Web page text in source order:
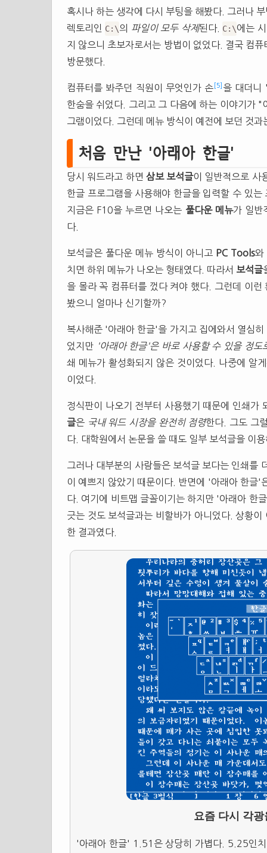
혹시나 하는 생각에 다시 부팅을 해봤다. 그러나
렉토리인 C:\의 파일이 모두 삭제된다. C:\에는
지 않으니 초보자로서는 방법이 없었다. 결국 컴
방문했다.
컴퓨터를 봐주던 직원이 무엇인가 손 [5] 을 대더니
한숨을 쉬었다. 그리고 그 다음에 하는 이야기가
그램이었다. 그런데 메뉴 방식이 예전에 보던 것과
처음 만난 '아래아 한글'
당시 워드라고 하면 삼보 보석글이 일반적으로 사
한글 프로그램을 사용해야 한글을 입력할 수 있
지금은 F10을 누르면 나오는 풀다운 메뉴가 일반
다.
보석글은 풀다운 메뉴 방식이 아니고 PC Tools와
치면 하위 메뉴가 나오는 형태였다. 따라서 보석글
을 몰라 꼭 컴퓨터를 껐다 켜야 했다. 그런데 이
봤으니 얼마나 신기할까?
복사해준 '아래아 한글'을 가지고 집에와서 열심
었지만 '아래아 한글'은 바로 사용할 수 있을 정도
쇄 메뉴가 활성화되지 않은 것이었다. 나중에 알
이었다.
정식판이 나오기 전부터 사용했기 때문에 인쇄
글은 국내 워드 시장을 완전히 점령한다. 그도 그
다. 대학원에서 논문을 쓸 때도 일부 보석글을 이
그러나 대부분의 사람들은 보석글 보다는 인쇄를
이 예쁘지 않았기 때문이다. 반면에 '아래아 한글'
다. 여기에 비트맵 글꼴이기는 하지만 '아래아 한
긋는 것도 보석글과는 비할바가 아니었다. 상황
한 결과였다.
요즘 다시 각
'아래아 한글' 1.51은 상당히 가볍다. 5.25인